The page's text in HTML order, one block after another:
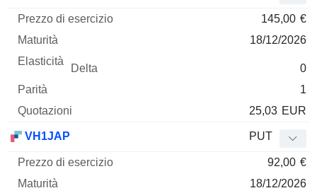
145,00 €
18/12/2026
0
1
25,03 EUR
VH1JAP PUT
92,00 €
18/12/2026